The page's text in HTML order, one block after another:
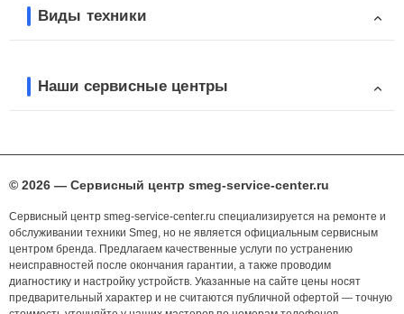
Виды техники
Наши сервисные центры
© 2026 — Сервисный центр smeg-service-center.ru
Сервисный центр smeg-service-center.ru специализируется на ремонте и
обслуживании техники Smeg, но не является официальным сервисным
центром бренда. Предлагаем качественные услуги по устранению
неисправностей после окончания гарантии, а также проводим
диагностику и настройку устройств. Указанные на сайте цены носят
предварительный характер и не считаются публичной офертой — точную